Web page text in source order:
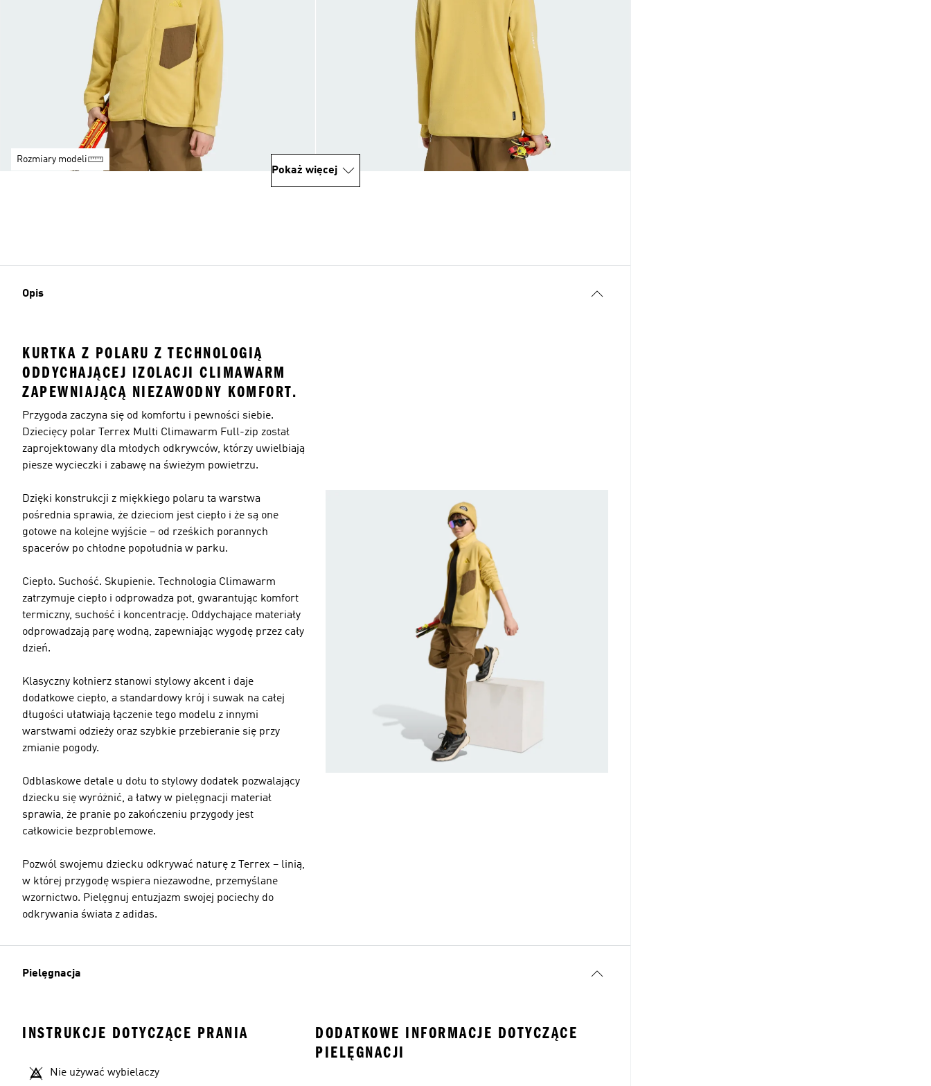
Rozmiary modeli
Pokaż więcej
Opis
KURTKA Z POLARU Z TECHNOLOGIĄ
ODDYCHAJĄCEJ IZOLACJI CLIMAWARM
ZAPEWNIAJĄCĄ NIEZAWODNY KOMFORT.
Przygoda zaczyna się od komfortu i pewności siebie.
Dziecięcy polar Terrex Multi Climawarm Full-zip został
zaprojektowany dla młodych odkrywców, którzy uwielbiają
piesze wycieczki i zabawę na świeżym powietrzu.
Dzięki konstrukcji z miękkiego polaru ta warstwa
pośrednia sprawia, że dzieciom jest ciepło i że są one
gotowe na kolejne wyjście – od rześkich porannych
spacerów po chłodne popołudnia w parku.
Ciepło. Suchość. Skupienie. Technologia Climawarm
zatrzymuje ciepło i odprowadza pot, gwarantując komfort
termiczny, suchość i koncentrację. Oddychające materiały
odprowadzają parę wodną, zapewniając wygodę przez cały
dzień.
Klasyczny kołnierz stanowi stylowy akcent i daje
dodatkowe ciepło, a standardowy krój i suwak na całej
długości ułatwiają łączenie tego modelu z innymi
warstwami odzieży oraz szybkie przebieranie się przy
zmianie pogody.
Odblaskowe detale u dołu to stylowy dodatek pozwalający
dziecku się wyróżnić, a łatwy w pielęgnacji materiał
sprawia, że pranie po zakończeniu przygody jest
całkowicie bezproblemowe.
Pozwól swojemu dziecku odkrywać naturę z Terrex – linią,
w której przygodę wspiera niezawodne, przemyślane
wzornictwo. Pielęgnuj entuzjazm swojej pociechy do
odkrywania świata z adidas.
Pielęgnacja
INSTRUKCJE DOTYCZĄCE PRANIA
Nie używać wybielaczy
DODATKOWE INFORMACJE DOTYCZĄCE
PIELĘGNACJI